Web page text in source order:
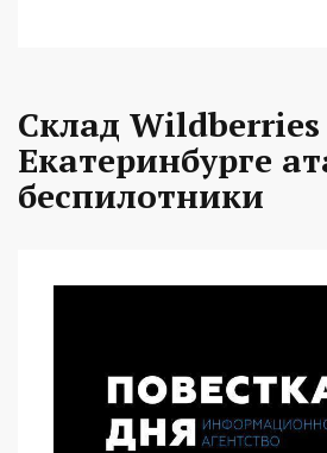
Склад Wildberries
Екатеринбурге
беспилотники